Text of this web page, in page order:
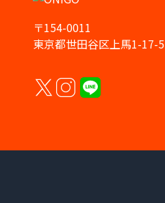
〒154-0011
東京都世田谷区上馬1-17-5